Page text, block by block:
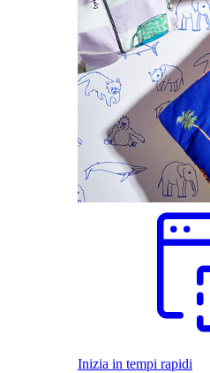
Inizia in tempi rapidi